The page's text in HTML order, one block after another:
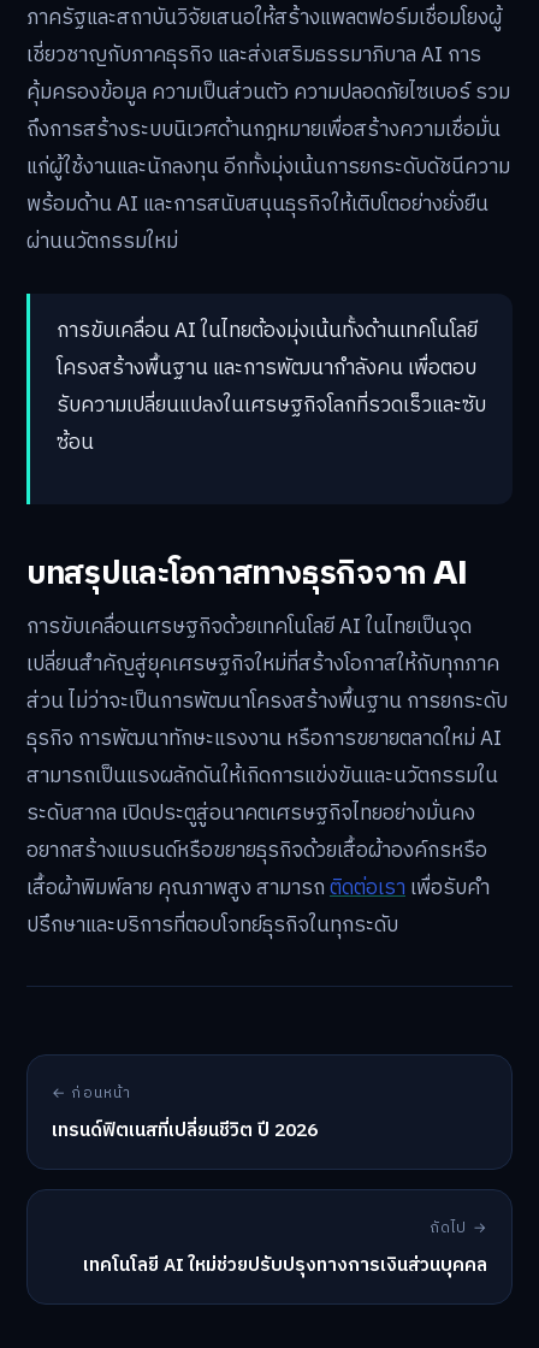
ภาครัฐและสถาบันวิจัยเสนอให้สร้างแพลตฟอร์มเชื่อมโยงผู้
เชี่ยวชาญกับภาคธุรกิจ และส่งเสริมธรรมาภิบาล AI การ
คุ้มครองข้อมูล ความเป็นส่วนตัว ความปลอดภัยไซเบอร์ รวม
ถึงการสร้างระบบนิเวศด้านกฎหมายเพื่อสร้างความเชื่อมั่น
แก่ผู้ใช้งานและนักลงทุน อีกทั้งมุ่งเน้นการยกระดับดัชนีความ
พร้อมด้าน AI และการสนับสนุนธุรกิจให้เติบโตอย่างยั่งยืน
ผ่านนวัตกรรมใหม่
การขับเคลื่อน AI ในไทยต้องมุ่งเน้นทั้งด้านเทคโนโลยี
โครงสร้างพื้นฐาน และการพัฒนากำลังคน เพื่อตอบ
รับความเปลี่ยนแปลงในเศรษฐกิจโลกที่รวดเร็วและซับ
ซ้อน
บทสรุปและโอกาสทางธุรกิจจาก AI
การขับเคลื่อนเศรษฐกิจด้วยเทคโนโลยี AI ในไทยเป็นจุด
เปลี่ยนสำคัญสู่ยุคเศรษฐกิจใหม่ที่สร้างโอกาสให้กับทุกภาค
ส่วน ไม่ว่าจะเป็นการพัฒนาโครงสร้างพื้นฐาน การยกระดับ
ธุรกิจ การพัฒนาทักษะแรงงาน หรือการขยายตลาดใหม่ AI
สามารถเป็นแรงผลักดันให้เกิดการแข่งขันและนวัตกรรมใน
ระดับสากล เปิดประตูสู่อนาคตเศรษฐกิจไทยอย่างมั่นคง
อยากสร้างแบรนด์หรือขยายธุรกิจด้วยเสื้อผ้าองค์กรหรือ
เสื้อผ้าพิมพ์ลาย คุณภาพสูง สามารถติดต่อเราเพื่อรับคำ
ปรึกษาและบริการที่ตอบโจทย์ธุรกิจในทุกระดับ
← ก่อนหน้า
เทรนด์ฟิตเนสที่เปลี่ยนชีวิต ปี 2026
ถัดไป →
เทคโนโลยี AI ใหม่ช่วยปรับปรุงทางการเงินส่วนบุคคล